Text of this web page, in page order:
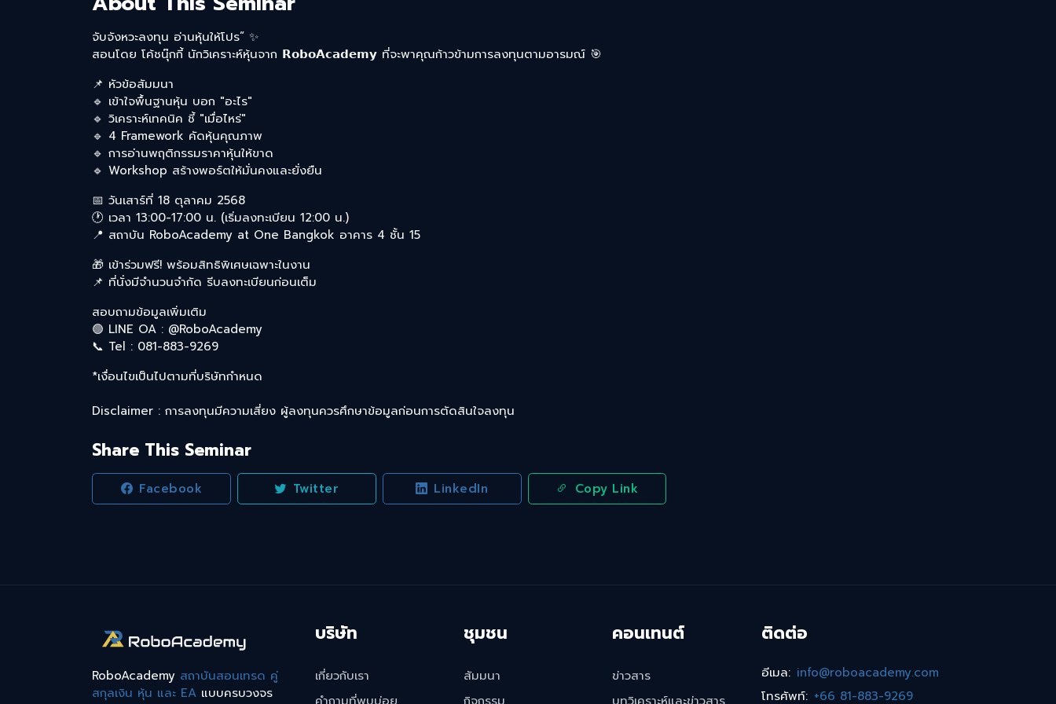
จับจังหวะลงทุน อ่านหุ้นให้โปร” ✨
สอนโดย โค้ชนุ๊กกี้ นักวิเคราะห์หุ้นจาก 𝗥𝗼𝗯𝗼𝗔𝗰𝗮𝗱𝗲𝗺𝘆 ที่จะพาคุณก้าวข้ามการลงทุนตามอารมณ์ 🎯
📌 หัวข้อสัมมนา
🔹 เข้าใจพื้นฐานหุ้น บอก "อะไร"
🔹 วิเคราะห์เทคนิค ชี้ "เมื่อไหร่"
🔹 4 Framework คัดหุ้นคุณภาพ
🔹 การอ่านพฤติกรรมราคาหุ้นให้ขาด
🔹 Workshop สร้างพอร์ตให้มั่นคงและยั่งยืน
📅 วันเสาร์ที่ 18 ตุลาคม 2568
🕐 เวลา 13:00-17:00 น. (เริ่มลงทะเบียน 12:00 น.)
📍 สถาบัน RoboAcademy at One Bangkok อาคาร 4 ชั้น 15
🎁 เข้าร่วมฟรี! พร้อมสิทธิพิเศษเฉพาะในงาน
📌 ที่นั่งมีจำนวนจำกัด รีบลงทะเบียนก่อนเต็ม
สอบถามข้อมูลเพิ่มเติม
🟢 LINE OA : @RoboAcademy
📞 Tel : 081-883-9269
*เงื่อนไขเป็นไปตามที่บริษัทกำหนด
Disclaimer : การลงทุนมีความเสี่ยง ผู้ลงทุนควรศึกษาข้อมูลก่อนการตัดสินใจลงทุน
Share This Seminar
Facebook Twitter LinkedIn Copy Link
RoboAcademy สถาบันสอนเทรด คู่
สกุลเงิน หุ้น และ EA แบบครบวงจร
บริษัท
เกี่ยวกับเรา
ชุมชน
สัมมนา
คอนเทนต์
ข่าวสาร
ติดต่อ
อีเมล: info@roboacademy.com
โทรศัพท์: +66 81-883-9269